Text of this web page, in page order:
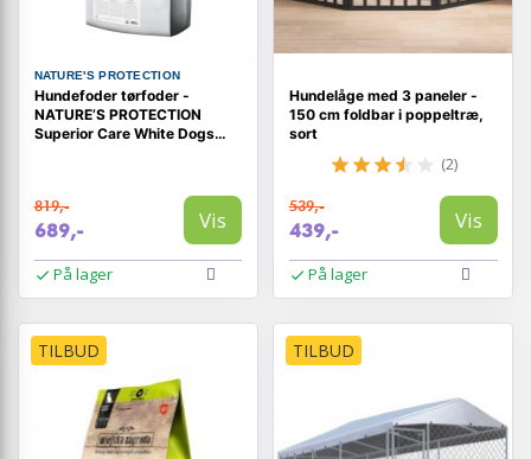
NATURE'S PROTECTION
Hundefoder tørfoder -
NATURE’S PROTECTION
Superior Care White Dogs
819,-
689,- Vis
På lager
Hundelåge med 3 paneler -
150 cm foldbar i poppeltræ,
sort
(2)
539,-
439,- Vis
På lager
TILBUD TILBUD